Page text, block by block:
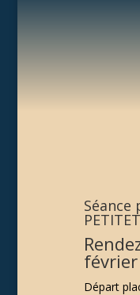
Séance
PETITET
Départ